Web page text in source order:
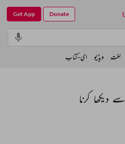
دیکھا کرنا
Get App Donate
لغت ویڈیو ای-کتاب